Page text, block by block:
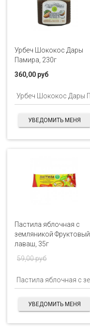
Урбеч Шококос Дары
Памира, 230г
360,00 руб
УВЕДОМИТЬ МЕНЯ
Пастила яблочная с
земляникой Фруктовый
лаваш, 35г
59,00 руб
УВЕДОМИТЬ МЕНЯ